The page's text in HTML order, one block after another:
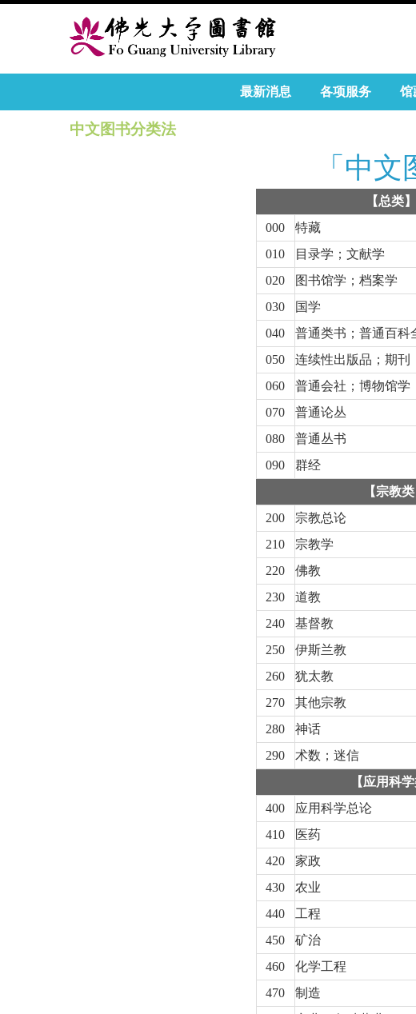
最新消息 各项服务 馆
中文图书分类法
「中
【总类】
000
特藏
010
目录学；文献学
020
图书馆学；档案学
030
国学
040
普通类书；普通百科
050
连续性出版品；期刊
060
普通会社；博物馆学
070
普通论丛
080
普通丛书
090
群经
【宗教类
200
宗教总论
210
宗教学
220
佛教
230
道教
240
基督教
250
伊斯兰教
260
犹太教
270
其他宗教
280
神话
290
术数；迷信
【应用科学
400
应用科学总论
410
医药
420
家政
430
农业
440
工程
450
矿治
460
化学工程
470
制造